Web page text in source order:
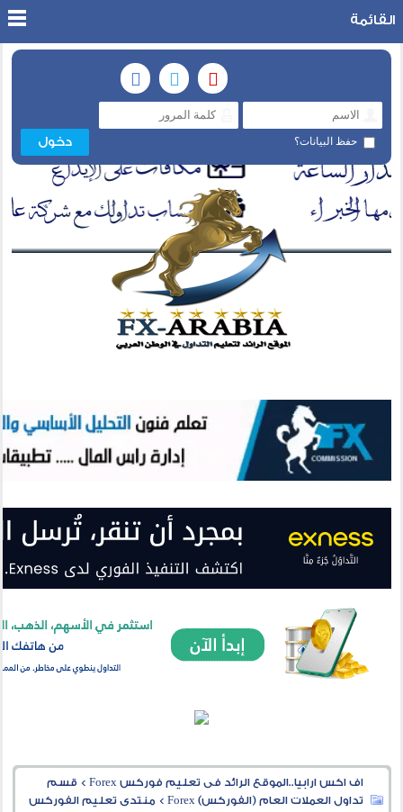
حفظ البيانات؟
القائمة
اف اكس ارابيا..الموقع الرائد فى تعليم فوركس Forex > قسم
تداول العملات العام (الفوركس) Forex
> منتدى تعليم الفوركس